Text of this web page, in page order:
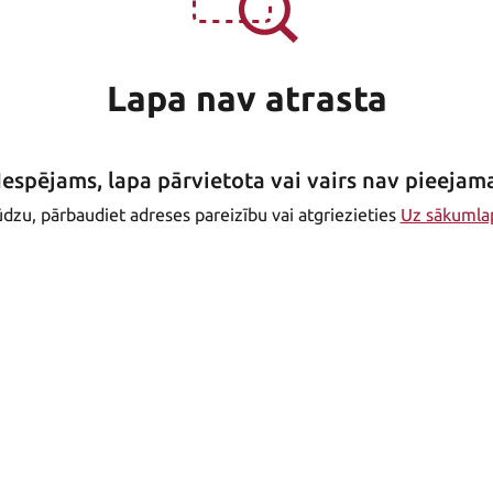
Lapa nav atrasta
lapa pārvietota vai vairs nav
pārbaudiet adreses pareizību vai atgriezieties Uz